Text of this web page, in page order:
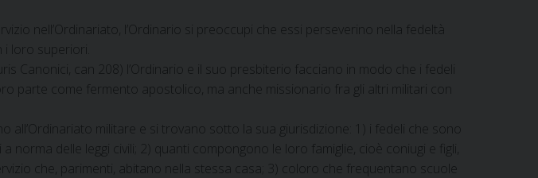
nell’Ordinariato, l’Ordinario si preoccupi che essi perseverino nella fedeltà
loro superiori.
Canonici, can 208) l’Ordinario e il suo presbiterio facciano in modo che i fedeli
parte come fermento apostolico, ma anche missionario fra gli altri militari con
militare e si trovano sotto la sua giurisdizione: 1) i fedeli che sono
delle leggi civili; 2) quanti compongono le loro famiglie, cioè coniugi e figli,
che, parimenti, abitano nella stessa casa; 3) coloro che frequentano scuole